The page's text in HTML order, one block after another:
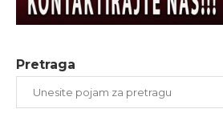
Pretraga